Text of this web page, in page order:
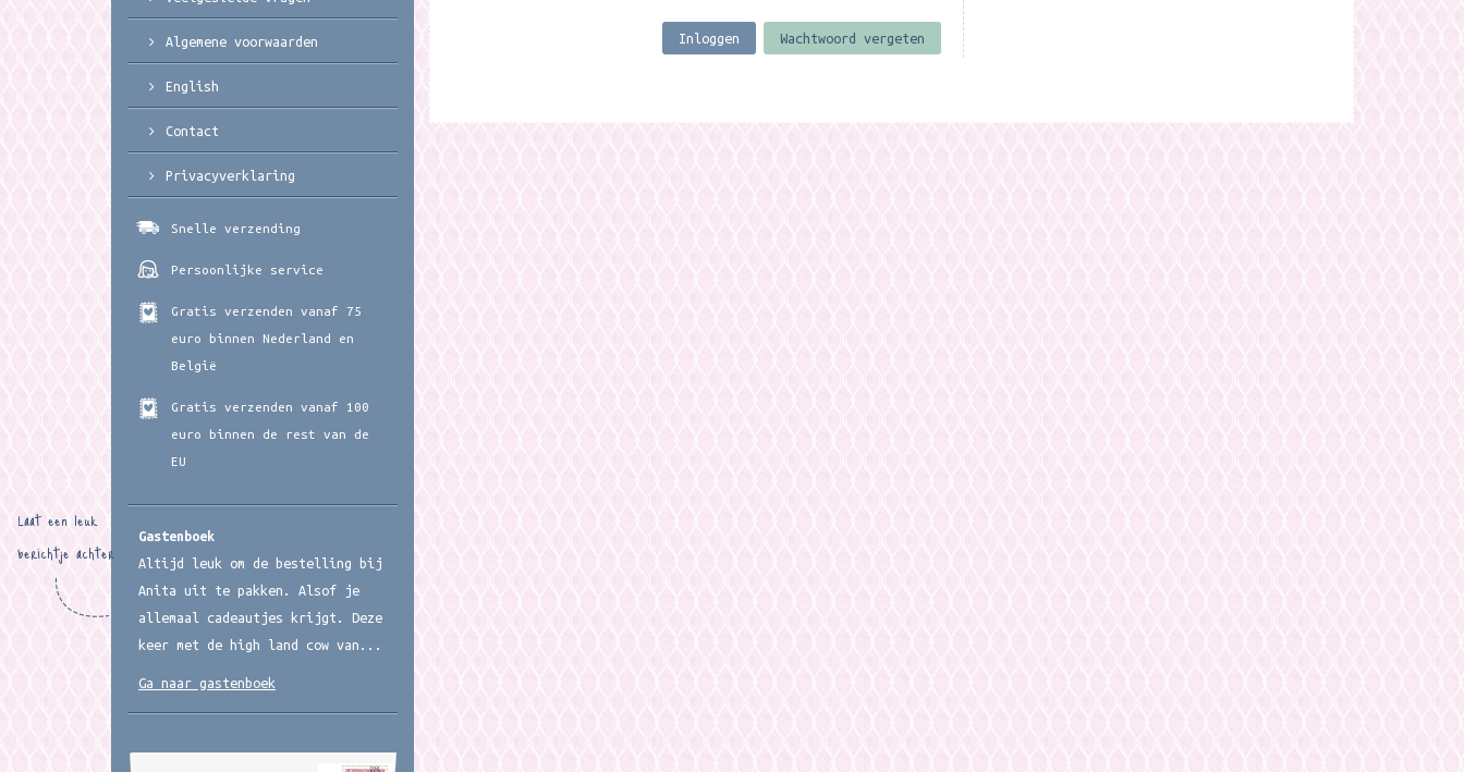
Inloggen Wachtwoord vergeten
Algemene voorwaarden
English
Contact
Privacyverklaring
Snelle verzending
Persoonlijke service
Gratis verzenden vanaf 75
euro binnen Nederland en
België
Gratis verzenden vanaf 100
euro binnen de rest van de
EU
Gastenboek
Altijd leuk om de bestelling bij
Anita uit te pakken. Alsof je
allemaal cadeautjes krijgt. Deze
keer met de high land cow van...
Laat een leuk
berichtje achter
Ga naar gastenboek